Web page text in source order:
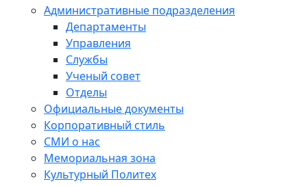
Административные подразделения
Департаменты
Управления
Службы
Ученый совет
Отделы
Официальные документы
Корпоративный стиль
СМИ о нас
Мемориальная зона
Культурный Политех